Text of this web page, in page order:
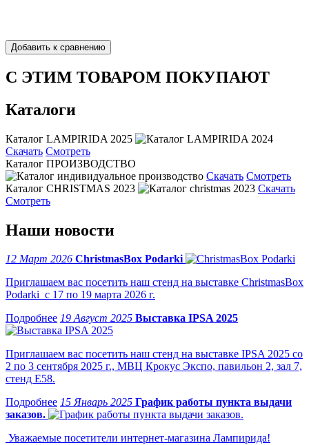
С ЭТИМ ТОВАРОМ ПОКУПАЮТ
Каталоги
Каталог LAMPIRIDA 2025
Скачать Смотреть
Каталог ПРОИЗВОДСТВО
Скачать Смотреть
Каталог CHRISTMAS 2023
Скачать
Смотреть
Наши новости
12 Март 2026 ChristmasBox Podarki
Приглашаем вас посетить наш стенд на выставке ChristmasBox
Podarki с 17 по 19 марта 2026 г.
19 Август 2025 Выставка IPSA 2025
Приглашаем вас посетить наш стенд на выставке IPSA 2025 со
2 по 3 сентября 2025 г., МВЦ Крокус Экспо, павильон 2, зал 7,
стенд Е58.
15 Январь 2025 График работы пункта выдачи
заказов.
Уважаемые посетители интернет-магазина Лампирида!